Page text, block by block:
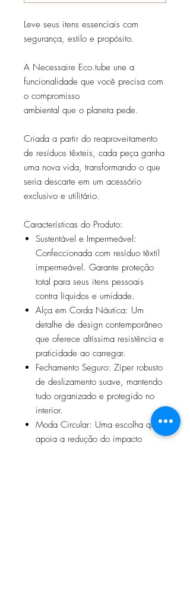
Leve seus itens essenciais com
segurança, estilo e propósito.
A Necessaire Eco.tube une a
funcionalidade que você precisa com
o compromisso
ambiental que o planeta pede.
Criada a partir do reaproveitamento
de resíduos têxteis, cada peça ganha
uma nova vida, transformando o que
seria descarte em um acessório
exclusivo e utilitário.
Características do Produto:
Sustentável e Impermeável:
Confeccionada com resíduo têxtil
impermeável. Garante proteção
total para seus itens pessoais
contra líquidos e umidade.
Alça em Corda Náutica: Um
detalhe de design contemporâneo
que oferece altíssima resistência e
praticidade ao carregar.
Fechamento Seguro: Zíper robusto
de deslizamento suave, mantendo
tudo organizado e protegido no
interior.
Moda Circular: Uma escolha que
apoia a redução do impacto